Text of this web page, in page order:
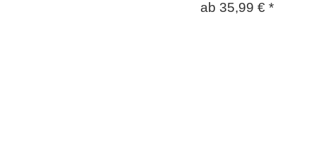
ab 35,99 € *